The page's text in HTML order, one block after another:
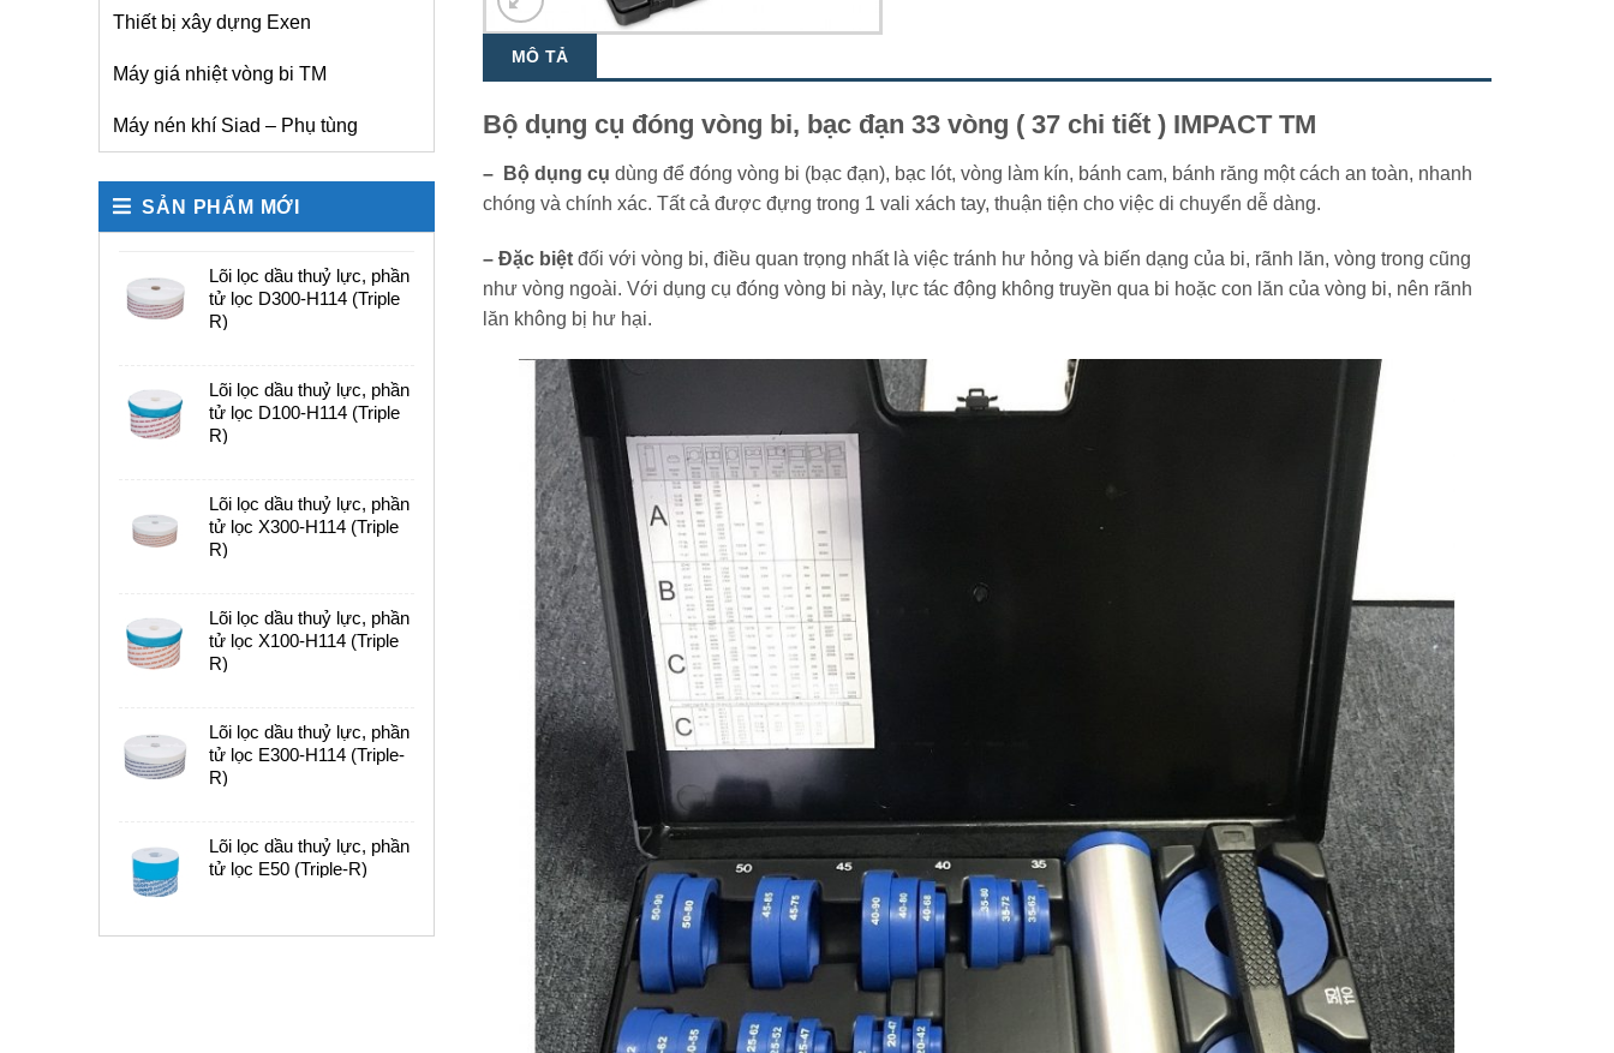
Thiết bị xây dựng Exen
Máy giá nhiệt vòng bi TM
Máy nén khí Siad – Phụ tùng
SẢN PHẨM MỚI
Lõi lọc dầu thuỷ lực, phần
tử lọc D300-H114 (Triple
R)
Lõi lọc dầu thuỷ lực, phần
tử lọc D100-H114 (Triple
R)
Lõi lọc dầu thuỷ lực, phần
tử lọc X300-H114 (Triple
R)
Lõi lọc dầu thuỷ lực, phần
tử lọc X100-H114 (Triple
R)
Lõi lọc dầu thuỷ lực, phần
tử lọc E300-H114 (Triple-
R)
Lõi lọc dầu thuỷ lực, phần
tử lọc E50 (Triple-R)
MÔ TẢ
Bộ dụng cụ đóng vòng bi, bạc đạn 33 vòng ( 37 chi tiết ) IMPACT TM
– Bộ dụng cụ dùng để đóng vòng bi (bạc đạn), bạc lót, vòng làm kín, bánh cam, bánh răng một cách an toàn, nhanh
chóng và chính xác. Tất cả được đựng trong 1 vali xách tay, thuận tiện cho việc di chuyển dễ dàng.
– Đặc biệt đối với vòng bi, điều quan trọng nhất là việc tránh hư hỏng và biến dạng của bi, rãnh lăn, vòng trong cũng
như vòng ngoài. Với dụng cụ đóng vòng bi này, lực tác động không truyền qua bi hoặc con lăn của vòng bi, nên rãnh
lăn không bị hư hại.